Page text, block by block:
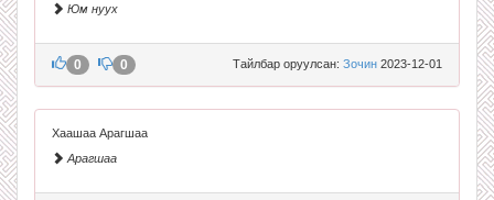
Юм нуух
Тайлбар оруулсан: Зочин 2023-12-01
0 0
Хаашаа Арагшаа
Арагшаа